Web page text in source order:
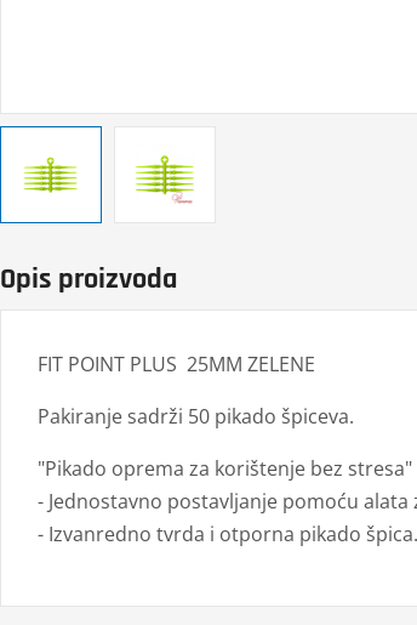
Opis proizvoda
FIT POINT PLUS 25MM ZELENE
Pakiranje sadrži 50 pikado špiceva.
"Pikado oprema za korištenje bez stresa"
- Jednostavno postavljanje pomoću alata
- Izvanredno tvrda i otporna pikado špica.